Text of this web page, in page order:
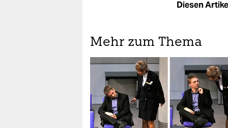
Diesen
Mehr zum Thema